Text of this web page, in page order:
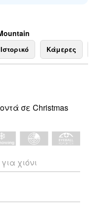
Ιστορικό Κάμερες
σε Christmas
χιόνι